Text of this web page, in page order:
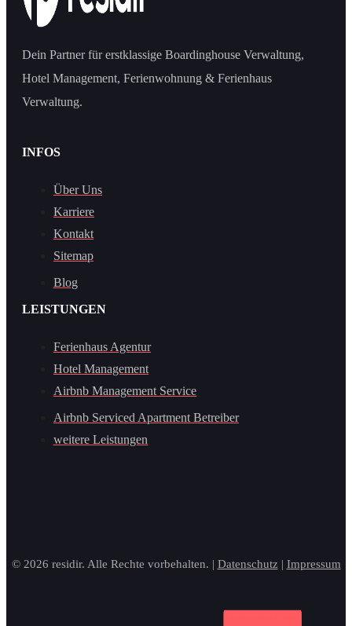
Dein Partner für erstklassige Boardinghouse Verwaltung,
Hotel Management, Ferienwohnung & Ferienhaus
Verwaltung.
INFOS
Über Uns
Karriere
Kontakt
Sitemap
Blog
LEISTUNGEN
Ferienhaus Agentur
Hotel Management
Airbnb Management Service
Airbnb Serviced Apartment Betreiber
weitere Leistungen
© 2026 residir. Alle Rechte vorbehalten. | Datenschutz| Impressum